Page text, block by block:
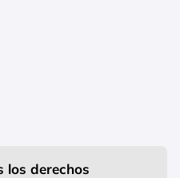
los derechos